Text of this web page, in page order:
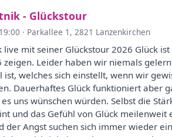
- Glückstour
· Parkallee 1, 2821 Lanzenkirchen
live mit seiner Glückstour 2026 Glück
zeigen. Leider haben wir niemals
ist, welches sich einstellt, wenn wir
Dauerhaftes Glück funktioniert aber
uns wünschen würden. Selbst die
und das Gefühl von Glück
der Angst suchen sich immer wieder